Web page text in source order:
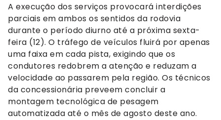
A execução dos serviços provocará interdições
parciais em ambos os sentidos da rodovia
durante o período diurno até a próxima sexta-
feira (12). O tráfego de veículos fluirá por apenas
uma faixa em cada pista, exigindo que os
condutores redobrem a atenção e reduzam a
velocidade ao passarem pela região. Os técnicos
da concessionária preveem concluir a
montagem tecnológica de pesagem
automatizada até o mês de agosto deste ano.